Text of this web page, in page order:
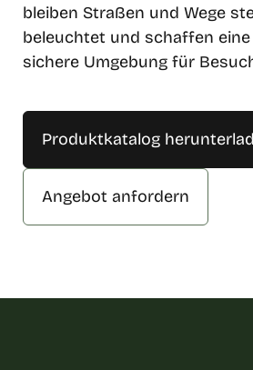
bleiben Straßen und Wege
beleuchtet und schaffen
sichere Umgebung für
Produktkatalog
Angebot anfordern